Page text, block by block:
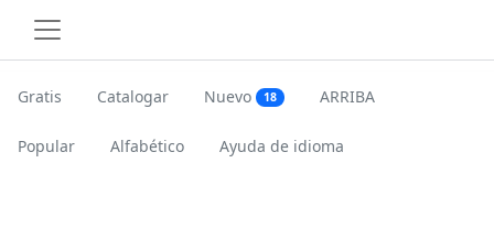
Gratis Catalogar Nuevo 18 ARRIBA
Popular Alfabético Ayuda de idioma